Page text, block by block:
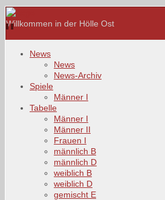
Willkommen in der Hölle Ost
News
News
News-Archiv
Spiele
Männer I
Tabelle
Männer I
Männer II
Frauen I
männlich B
männlich D
weiblich B
weiblich D
gemischt E